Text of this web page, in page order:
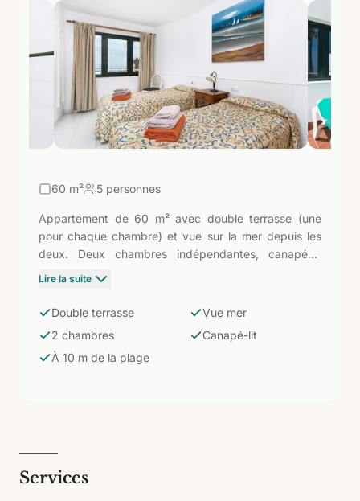
60 m² 5 personnes
Appartement de 60 m² avec double terrasse (une
pour chaque chambre) et vue sur la mer depuis les
deux. Deux chambres indépendantes, canapé-lit
plaque vitrocéramique. Salle de bain avec douche et
chambres avec terrasse propre et l'Atlantique visible
depuis tous les espaces extérieurs, à 10 mètres de la
Lire la suite
Double terrasse
Vue mer
2 chambres
Canapé-lit
À 10 m de la plage
Services